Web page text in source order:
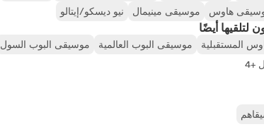
هاوس موسيقى مينيمال نيو ديسكو/إيتالو
لتلقيها أيضًا
المستقبلية موسيقى البوب العالمية
موسيقى البوب السول
+4